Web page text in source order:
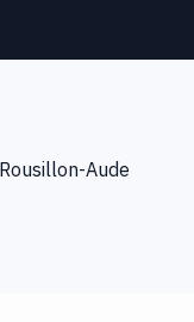
Aude